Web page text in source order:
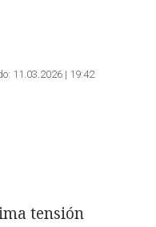
11.03.2026 | 19:42
tensión